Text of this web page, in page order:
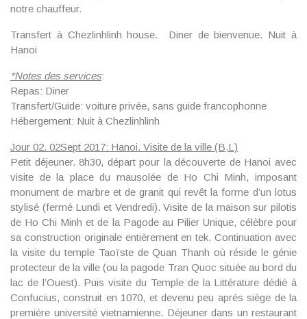
notre chauffeur.
Transfert à Chezlinhlinh house. Diner de bienvenue. Nuit à
Hanoi
*Notes des services:
Repas: Diner
Transfert/Guide: voiture privée, sans guide francophonne
Hébergement: Nuit à Chezlinhlinh
Jour 02. 02Sept 2017: Hanoi. Visite de la ville (B,L)
Petit déjeuner. 8h30, départ pour la découverte de Hanoi avec
visite de la placedu mausolée de Ho Chi Minh, imposant
monument de marbre et de granit qui revêt la forme d’un lotus
stylisé (fermé Lundi et Vendredi). Visite de la maison sur pilotis
de Ho Chi Minh et de la Pagode au Pilier Unique, célèbre pour
sa construction originale entièrement en tek.Continuation avec
la visite du temple Taoïste de Quan Thanhoù réside le génie
protecteur de la ville (ou la pagode Tran Quoc située au bord du
lac de l’Ouest). Puis visite du Temple de la Littérature dédié à
Confucius, construit en 1070, et devenu peu après siège de la
première université vietnamienne. Déjeuner dans un restaurant